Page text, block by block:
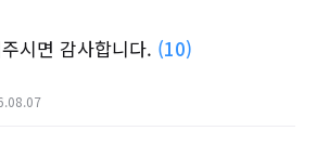
시면 감사합니다. (10)